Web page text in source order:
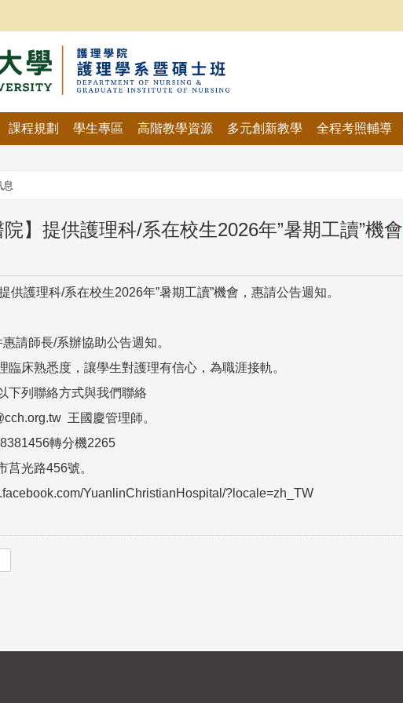
課程規劃 學生專區 高階教學資源 多元創新教學 全程考照輔導
息
院】提供護理科/系在校生2026年”暑期工讀”機會
供護理科/系在校生2026年”暑期工讀”機會，惠請公告週知。
請師長/系辦協助公告週知。
床熟悉度，讓學生對護理有信心，為職涯接軌。
列聯絡方式與我們聯絡
王國慶管理師。
轉分機2265
光路456號。
YuanlinChristianHospital/?locale=zh_TW